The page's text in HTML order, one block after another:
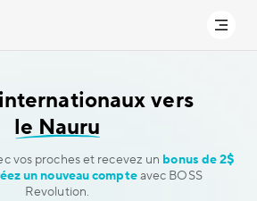
vers
le Nauru
vos proches et recevez un bonus de 2$
un nouveau compteavec BOSS
Revolution.